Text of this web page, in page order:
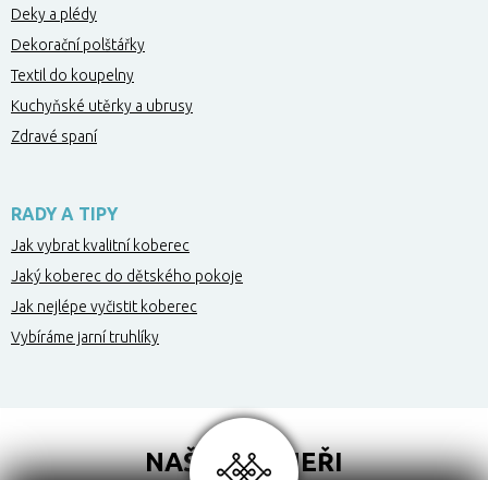
Deky a plédy
Dekorační polštářky
Textil do koupelny
Kuchyňské utěrky a ubrusy
Zdravé spaní
RADY A TIPY
Jak vybrat kvalitní koberec
Jaký koberec do dětského pokoje
Jak nejlépe vyčistit koberec
Vybíráme jarní truhlíky
NAŠI PARTNEŘI